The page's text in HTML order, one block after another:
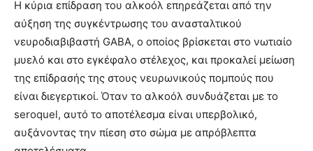
Η κύρια επίδραση του αλκοόλ επηρεάζεται από την
αύξηση της συγκέντρωσης του ανασταλτικού
νευροδιαβιβαστή GABA, ο οποίος βρίσκεται στο νωτιαίο
μυελό και στο εγκέφαλο στέλεχος, και προκαλεί μείωση
της επίδρασής της στους νευρωνικούς πομπούς που
είναι διεγερτικοί. Όταν το αλκοόλ συνδυάζεται με το
seroquel, αυτό το αποτέλεσμα είναι υπερβολικό,
αυξάνοντας την πίεση στο σώμα με απρόβλεπτα